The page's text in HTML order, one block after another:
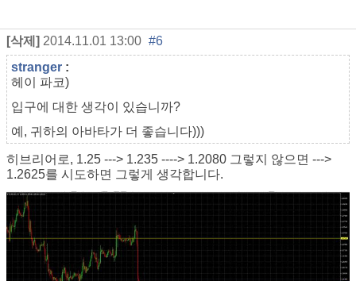
[삭제] 2014.11.01 13:00 #6
stranger :
헤이 파코)
입구에 대한 생각이 있습니까?
예, 귀하의 아바타가 더 좋습니다)))
히브리어로, 1.25 ---> 1.235 ----> 1.2080 그렇지 않으면 --->
1.2625를 시도하면 그렇게 생각합니다.